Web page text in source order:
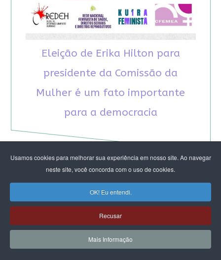
Usamos cookies para melhorar sua experiência em nosso site. Ao navegar
neste site, você concorda com o uso de cookies.
OK! Eu entendi.
Recusar
Mais Informação
Eleição de Erika Hilton para
presidente da Comissão da
Mulher é um fato importante
para a democracia
RECOMENDAMOS A LEITURA
August Nimtz prova que marxismo e
antirracismo são indissociáveis na luta
anticapitalista
Rap transfeminista radical argentino na FLIPEI